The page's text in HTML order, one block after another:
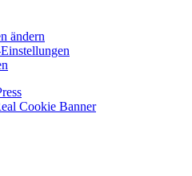
ändern
Cookie Banner